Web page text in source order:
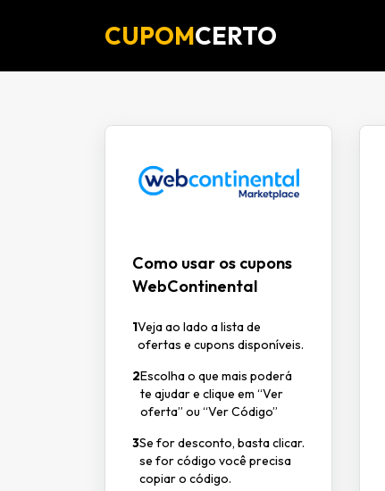
CUPOMCERTO
Como usar os cupons
WebContinental
1Veja ao lado a lista de
ofertas e cupons disponíveis.
2Escolha o que mais poderá
te ajudar e clique em “Ver
oferta” ou “Ver Código”
3Se for desconto, basta clicar.
se for código você precisa
copiar o código.